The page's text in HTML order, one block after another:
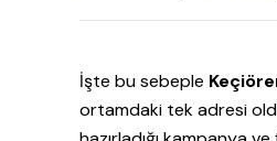
İşte bu sebeple
ortamdaki tek adresi